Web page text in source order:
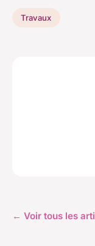
Travaux
← Voir tous les